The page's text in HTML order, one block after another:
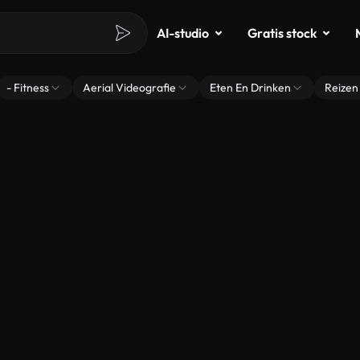
AI-studio Gratis stock
- Fitness Aerial Videografie Eten En Drinken Reizen